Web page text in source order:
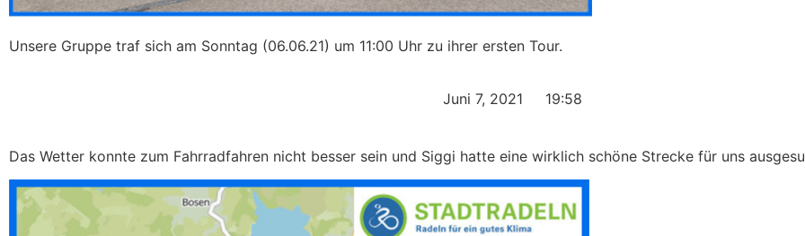
Unsere Gruppe traf sich am Sonntag (06.06.21) um 11:00 Uhr zu ihrer ersten Tour.
Juni 7, 2021 19:58
Das Wetter konnte zum Fahrradfahren nicht besser sein und Siggi hatte eine wirklich schöne Strecke für uns